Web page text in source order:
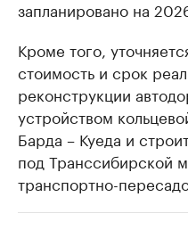
запланировано на
Кроме того,
стоимость и срок
реконструкции
устройством
Барда – Куеда и
под Транссибирской
транспортно-